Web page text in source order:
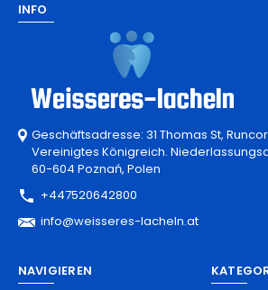
INFO
Geschäftsadresse: 31 Thomas St,
Vereinigtes Königreich.
60-604 Poznań, Polen
+447520642800
info@weisseres-lacheln.at
NAVIGIEREN